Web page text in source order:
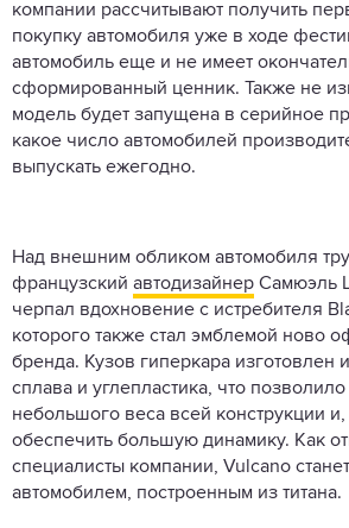
компании рассчитывают получить
покупку автомобиля уже в ходе
автомобиль еще и не имеет
сформированный ценник. Также не
модель будет запущена в серийное
какое число автомобилей
выпускать ежегодно.
Над внешним обликом автомобиля
французский автодизайнер Самюэль
черпал вдохновение с истребителя
которого также стал эмблемой ново
бренда. Кузов гиперкара изготовлен
сплава и углепластика, что позволило
небольшого веса всей конструкции и,
обеспечить большую динамику. Как
специалисты компании, Vulcano
автомобилем, построенным из титана.